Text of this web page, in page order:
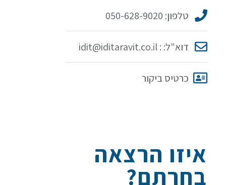
איזו הרצאה
בחרתם?
טלפון: 050-628-9020
דוא"ל: : idit@iditaravit.co.il
כרטיס ביקור